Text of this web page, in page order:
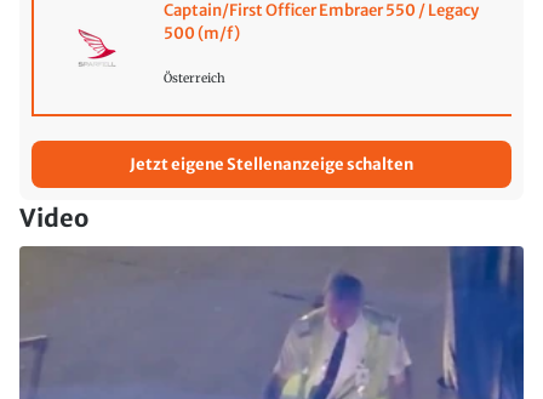
Captain/First Officer Embraer 550 / Legacy
500 (m/f)
Österreich
Jetzt eigene Stellenanzeige schalten
Video